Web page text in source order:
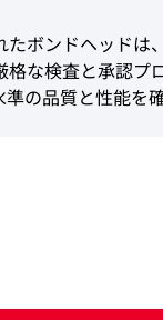
たボンドヘッドは
格な検査と承認プ
の品質と性能を